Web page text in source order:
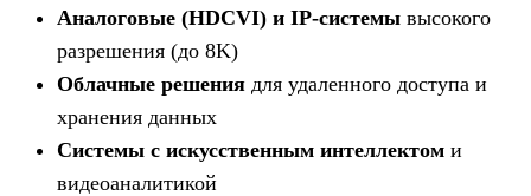
Аналоговые (HDCVI) и IP-системы высокого
разрешения (до 8K)
Облачные решения для удаленного доступа и
хранения данных
Системы с искусственным интеллектом и
видеоаналитикой